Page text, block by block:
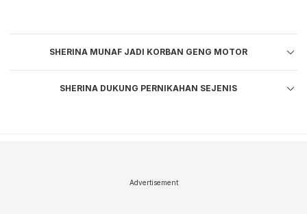
SHERINA MUNAF JADI KORBAN GENG MOTOR
SHERINA DUKUNG PERNIKAHAN SEJENIS
Advertisement